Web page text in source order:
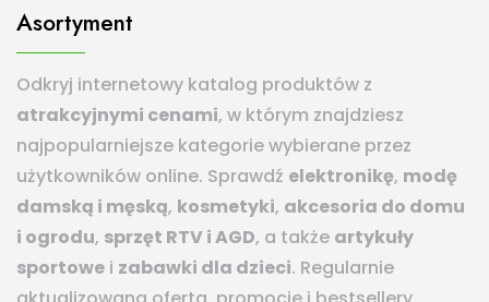
Asortyment
Odkryj internetowy katalog produktów z
atrakcyjnymi cenami, w którym znajdziesz
najpopularniejsze kategorie wybierane przez
użytkowników online. Sprawdź elektronikę, modę
damską i męską, kosmetyki, akcesoria do domu
i ogrodu, sprzęt RTV i AGD, a także artykuły
sportowe i zabawki dla dzieci. Regularnie